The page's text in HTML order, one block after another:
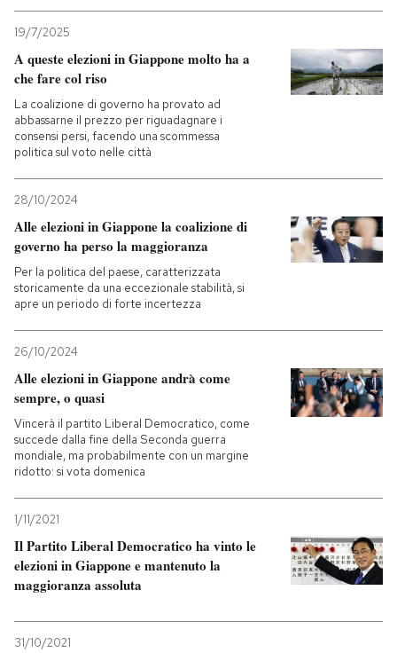
I MIEI PREFERITI
SHOP
CALENDARIO
AREA PERSONALE
Entra
19/7/2025
A queste elezioni in Giappone molto ha a
che fare col riso
La coalizione di governo ha provato ad
abbassarne il prezzo per riguadagnare i
consensi persi, facendo una scommessa
politica sul voto nelle città
28/10/2024
Alle elezioni in Giappone la coalizione di
governo ha perso la maggioranza
Per la politica del paese, caratterizzata
storicamente da una eccezionale stabilità, si
apre un periodo di forte incertezza
26/10/2024
Alle elezioni in Giappone andrà come
sempre, o quasi
Vincerà il partito Liberal Democratico, come
succede dalla fine della Seconda guerra
mondiale, ma probabilmente con un margine
ridotto: si vota domenica
1/11/2021
Il Partito Liberal Democratico ha vinto le
elezioni in Giappone e mantenuto la
maggioranza assoluta
31/10/2021